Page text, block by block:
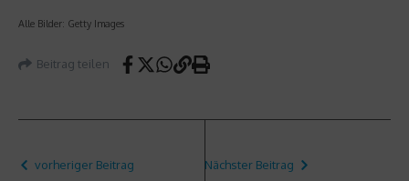
Alle Bilder: Getty Images
Beitrag teilen
vorheriger Beitrag Nächster Beitrag